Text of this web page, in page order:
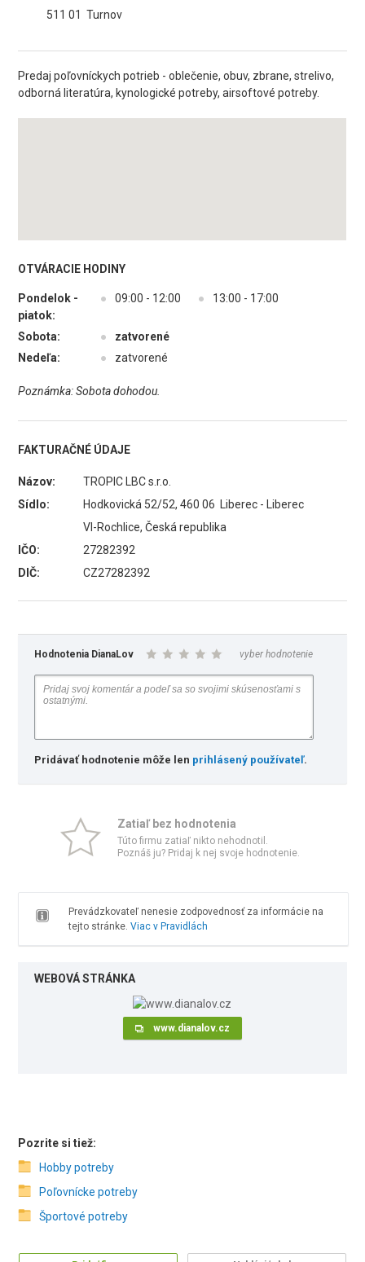
511 01 Turnov
Predaj poľovníckych potrieb - oblečenie, obuv, zbrane, strelivo,
odborná literatúra, kynologické potreby, airsoftové potreby.
OTVÁRACIE HODINY
Pondelok -
piatok:
● 09:00 - 12:00 ● 13:00 - 17:00
Sobota: ●
zatvorené
Nedeľa:
● zatvorené
Poznámka: Sobota dohodou.
FAKTURAČNÉ ÚDAJE
Názov:
TROPIC LBC s.r.o.
Sídlo:
Hodkovická 52/52, 460 06 Liberec - Liberec
VI-Rochlice, Česká republika
IČO:
27282392
DIČ:
CZ27282392
Hodnotenia DianaLov vyber hodnotenie
Pridávať hodnotenie môže len prihlásený používateľ.
Zatiaľ bez hodnotenia
Túto firmu zatiaľ nikto nehodnotil.
Poznáš ju? Pridaj k nej svoje hodnotenie.
Prevádzkovateľ nenesie zodpovednosť za informácie na
tejto stránke. Viac v Pravidlách
WEBOVÁ STRÁNKA
www.dianalov.cz
Pozrite si tiež:
Hobby potreby
Poľovnícke potreby
Športové potreby